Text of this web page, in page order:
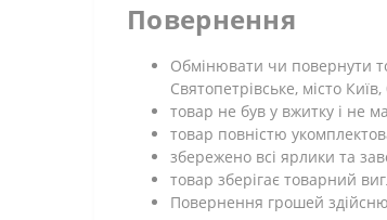
Повернення
Обмінювати чи повернути
Святопетрівське, місто
товар не був у вжитку і не
товар повністю
збережено всі ярлики та
товар зберігає товарний
Повернення грошей